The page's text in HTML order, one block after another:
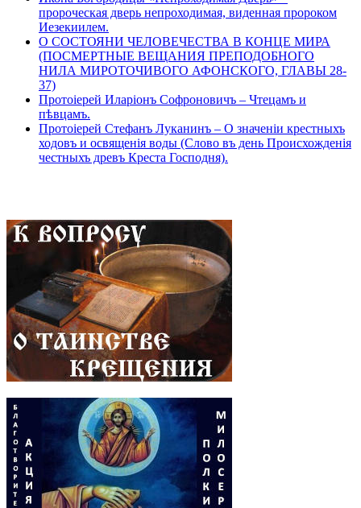
пророческая дверь непроходимая, виденная пророком
Иезекиилем.
О СОСТОЯНИ ЧЕЛОВЕЧЕСТВА В КОНЦЕ МИРА
(ПОСМЕРТНЫЕ ВЕЩАНИЯ ПРЕПОДОБНОГО
НИЛА МИРОТОЧИВОГО АФОНСКОГО, ГЛАВЫ 28-
37)
Протоіерей Иларіонъ Софроновичъ – Чтецамъ и
пѣвцамъ.
Протоіерей Стефанъ Луканинъ – О значеніи крестныхъ
ходовъ и освященія воды (Слово въ день Происхожденія
честныхъ древъ Креста Господня).